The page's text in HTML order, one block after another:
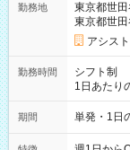
勤務地
東京都世田
東京都世
アシス
勤務時間
シフト制
1日あたり
勤務 勤務：月
可能です！ ※1日あたりの最大実働時間は日勤、夜勤共に勤務し
期間 単発・1日